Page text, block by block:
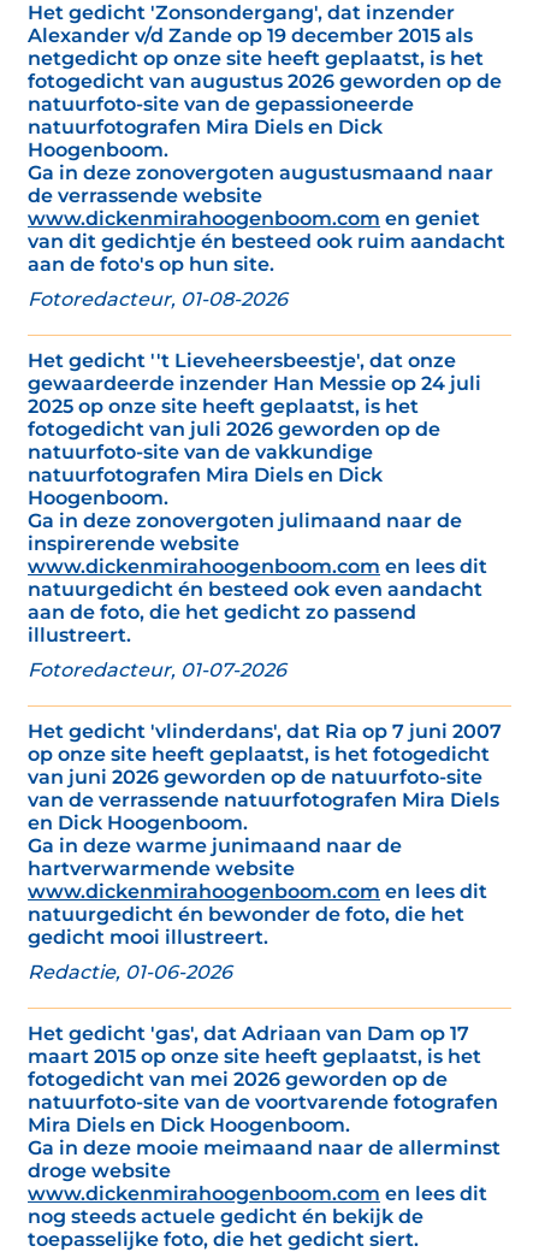
Het gedicht 'Zonsondergang', dat inzender
Alexander v/d Zande op 19 december 2015 als
netgedicht op onze site heeft geplaatst, is het
fotogedicht van augustus 2026 geworden op de
natuurfoto-site van de gepassioneerde
natuurfotografen Mira Diels en Dick
Hoogenboom.
Ga in deze zonovergoten augustusmaand naar
de verrassende website
www.dickenmirahoogenboom.com en geniet
van dit gedichtje én besteed ook ruim aandacht
aan de foto's op hun site.
Fotoredacteur, 01-08-2026
Het gedicht ''t Lieveheersbeestje', dat onze
gewaardeerde inzender Han Messie op 24 juli
2025 op onze site heeft geplaatst, is het
fotogedicht van juli 2026 geworden op de
natuurfoto-site van de vakkundige
natuurfotografen Mira Diels en Dick
Hoogenboom.
Ga in deze zonovergoten julimaand naar de
inspirerende website
www.dickenmirahoogenboom.com en lees dit
natuurgedicht én besteed ook even aandacht
aan de foto, die het gedicht zo passend
illustreert.
Fotoredacteur, 01-07-2026
Het gedicht 'vlinderdans', dat Ria op 7 juni 2007
op onze site heeft geplaatst, is het fotogedicht
van juni 2026 geworden op de natuurfoto-site
van de verrassende natuurfotografen Mira Diels
en Dick Hoogenboom.
Ga in deze warme junimaand naar de
hartverwarmende website
www.dickenmirahoogenboom.com en lees dit
natuurgedicht én bewonder de foto, die het
gedicht mooi illustreert.
Redactie, 01-06-2026
Het gedicht 'gas', dat Adriaan van Dam op 17
maart 2015 op onze site heeft geplaatst, is het
fotogedicht van mei 2026 geworden op de
natuurfoto-site van de voortvarende fotografen
Mira Diels en Dick Hoogenboom.
Ga in deze mooie meimaand naar de allerminst
droge website
www.dickenmirahoogenboom.com en lees dit
nog steeds actuele gedicht én bekijk de
toepasselijke foto, die het gedicht siert.